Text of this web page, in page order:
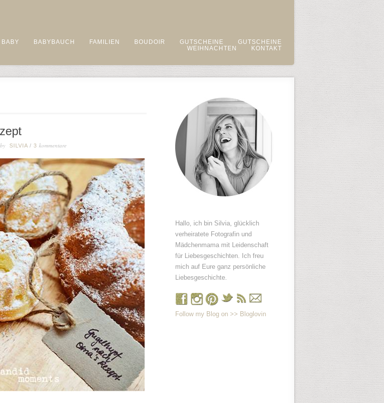
BABY BABYBAUCH FAMILIEN BOUDOIR GUTSCHEINE
GUTSCHEINE
WEIHNACHTEN
KONTAKT
SILVIA / 3 kommentare
Hallo, ich bin Silvia, glücklich
verheiratete Fotografin und
Mädchenmama mit Leidenschaft
für Liebesgeschichten. Ich freu
mich auf Eure ganz persönliche
Liebesgeschichte.
Follow my Blog on >> Bloglovin